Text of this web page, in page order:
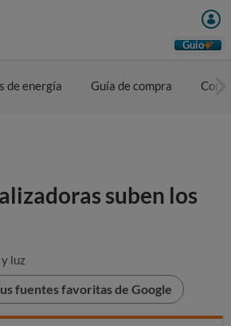
Guio
de energía Guía de compra
suben los
y luz
fuentes favoritas de Google